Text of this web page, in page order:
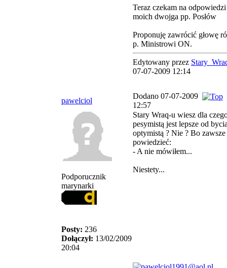
Teraz czekam na
moich dwojga pp. Posłów
Proponuję zawrócić głowę
p. Ministrowi ON.
Edytowany przez
07-07-2009 12:14
pawelciol
Dodano 07-07-2009
12:57
Podporucznik
marynarki
Posty: 236
Dołączył: 13/02/2009
20:04
Stary Wraq-u wiesz dla
pesymistą jest lepsze od
optymistą ? Nie ? Bo zawsze
powiedzieć:
- A nie mówiłem...
Niestety...